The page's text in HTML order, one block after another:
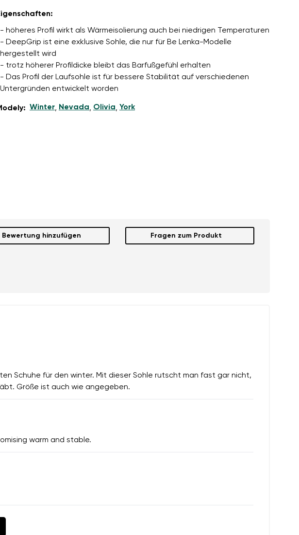
- höheres Profil wirkt als Wärmeisolierung auch bei niedrigen Temperaturen
- DeepGrip ist eine exklusive Sohle, die nur für Be Lenka-Modelle
hergestellt wird
- trotz höherer Profildicke bleibt das Barfußgefühl erhalten
- Das Profil der Laufsohle ist für bessere Stabilität auf verschiedenen
Untergründen entwickelt worden
Winter, Nevada, Olivia, York
Bewertung hinzufügen Fragen zum Produkt
Schuhe für den winter. Mit dieser Sohle rutscht man fast gar nicht,
Größe ist auch wie angegeben.
warm and stable.